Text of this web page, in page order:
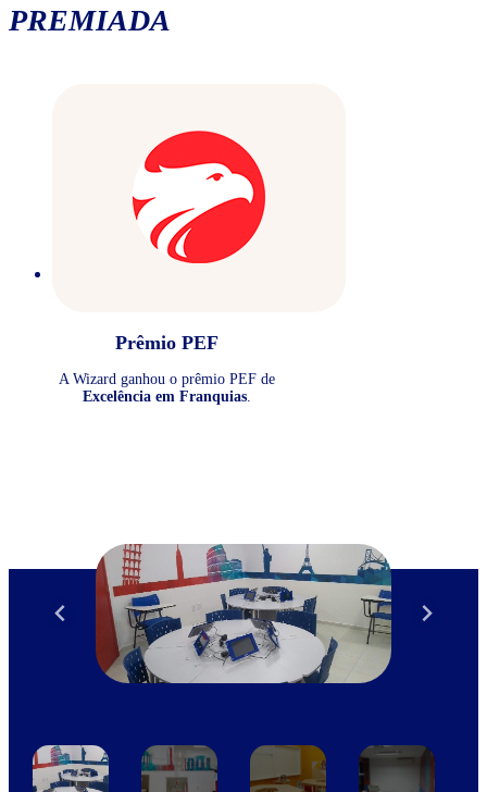
PREMIADA
Prêmio PEF
A Wizard ganhou o prêmio PEF de
Excelência em Franquias.